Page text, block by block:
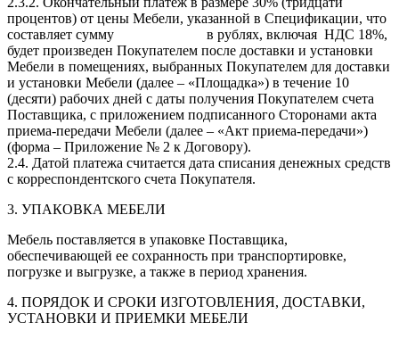
процентов) от цены Мебели, указанной в Спецификации, что
составляет сумму в рублях, включая НДС 18%,
будет произведен Покупателем после доставки и установки
Мебели в помещениях, выбранных Покупателем для доставки
и установки Мебели (далее – «Площадка») в течение 10
(десяти) рабочих дней с даты получения Покупателем счета
Поставщика, с приложением подписанного Сторонами акта
приема-передачи Мебели (далее – «Акт приема-передачи»)
(форма – Приложение № 2 к Договору).
2.4. Датой платежа считается дата списания денежных средств
с корреспондентского счета Покупателя.
3. УПАКОВКА МЕБЕЛИ
Мебель поставляется в упаковке Поставщика,
обеспечивающей ее сохранность при транспортировке,
погрузке и выгрузке, а также в период хранения.
4. ПОРЯДОК И СРОКИ ИЗГОТОВЛЕНИЯ, ДОСТАВКИ,
УСТАНОВКИ И ПРИЕМКИ МЕБЕЛИ